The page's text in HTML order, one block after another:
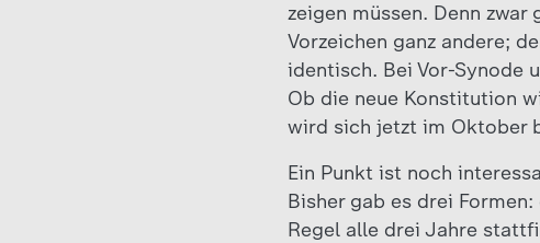
zeigen müssen. Denn
Vorzeichen ganz andere;
identisch. Bei Vor-Synode
Ob die neue Konstitution
wird sich jetzt im Oktober
Ein Punkt ist noch
Bisher gab es drei
Regel alle drei Jahre